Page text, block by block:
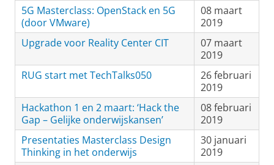
5G Masterclass: OpenStack en 5G
(door VMware)
08 maart
2019
Upgrade voor Reality Center CIT
07 maart
2019
RUG start met TechTalks050
26 februari
2019
Hackathon 1 en 2 maart: ‘Hack the
Gap – Gelijke onderwijskansen’
08 februari
2019
Presentaties Masterclass Design
Thinking in het onderwijs
30 januari
2019